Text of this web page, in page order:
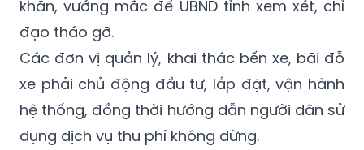
khăn, vướng mắc để UBND tỉnh xem xét, chỉ
đạo tháo gỡ.
Các đơn vị quản lý, khai thác bến xe, bãi đỗ
xe phải chủ động đầu tư, lắp đặt, vận hành
hệ thống, đồng thời hướng dẫn người dân sử
dụng dịch vụ thu phí không dừng.